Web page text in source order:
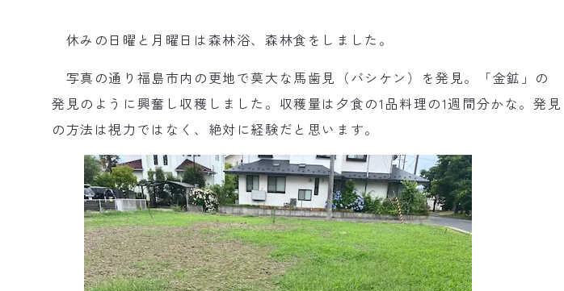
休みの日曜と月曜日は森林浴、森林食をしました。
写真の通り福島市内の更地で莫大な馬歯見（バシケン）を発見。「金鉱」の
発見のように興奮し収穫しました。収穫量は夕食の1品料理の1週間分かな。発見
の方法は視力ではなく、絶対に経験だと思います。